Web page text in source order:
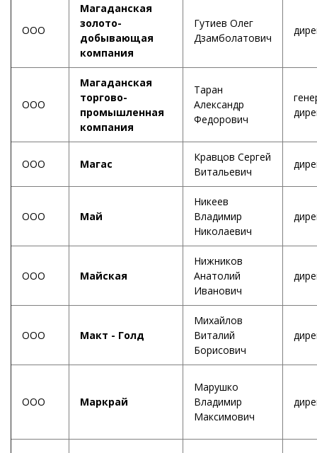
ООО
Магаданская
золото-
добывающая
компания
Гутиев Олег
Дзамболатович
ООО
Магаданская
торгово-
промышленная
компания
Таран
Александр
Федорович
ООО Магас
Кравцов Сергей
Витальевич
ООО Май
Никеев
Владимир
Николаевич
ООО Майская
Нижников
Анатолий
Иванович
ООО Макт - Голд
Михайлов
Виталий
Борисович
ООО Маркрай
Марушко
Владимир
Максимович